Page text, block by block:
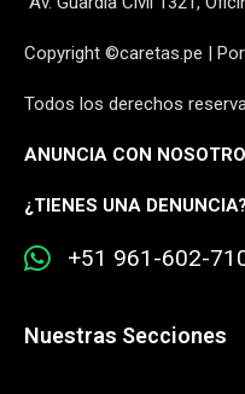
Copyright ©caretas.pe |
Todos los derechos
ANUNCIA CON
¿TIENES UNA
+51 961-602-
Nuestras Secciones